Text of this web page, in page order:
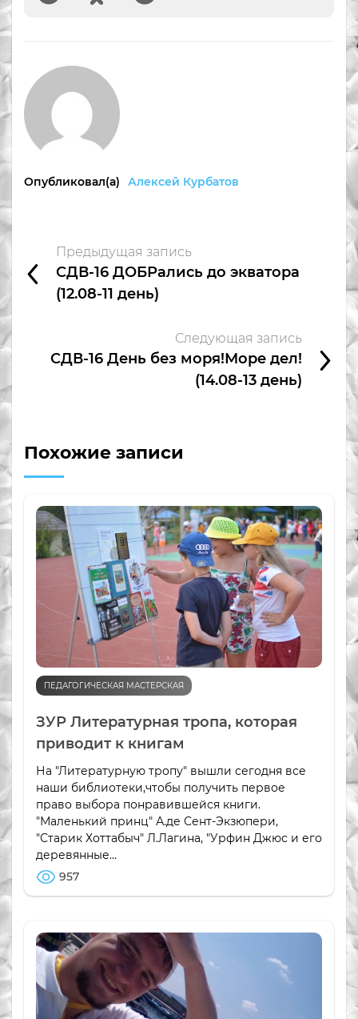
Опубликовал(а) Алексей Курбатов
Предыдущая запись
СДВ-16 ДОБРались до экватора
(12.08-11 день)
Следующая запись
СДВ-16 День без моря!Море дел!
(14.08-13 день)
Похожие записи
ПЕДАГОГИЧЕСКАЯ МАСТЕРСКАЯ
ЗУР Литературная тропа, которая
приводит к книгам
На "Литературную тропу" вышли сегодня все
наши библиотеки,чтобы получить первое
право выбора понравившейся книги.
"Маленький принц" А.де Сент-Экзюпери,
"Старик Хоттабыч" Л.Лагина, "Урфин Джюс и его
деревянные...
957